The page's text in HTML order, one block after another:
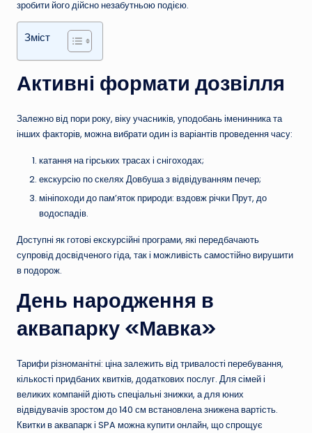
зробити його дійсно незабутньою подією.
Зміст
Активні формати дозвілля
Залежно від пори року, віку учасників, уподобань іменинника та
інших факторів, можна вибрати один із варіантів проведення часу:
катання на гірських трасах і снігоходах;
екскурсію по скелях Довбуша з відвідуванням печер;
мініпоходи до пам’яток природи: вздовж річки Прут, до
водоспадів.
Доступні як готові екскурсійні програми, які передбачають
супровід досвідченого гіда, так і можливість самостійно вирушити
в подорож.
День народження в
аквапарку «Мавка»
Тарифи різноманітні: ціна залежить від тривалості перебування,
кількості придбаних квитків, додаткових послуг. Для сімей і
великих компаній діють спеціальні знижки, а для юних
відвідувачів зростом до 140 см встановлена знижена вартість.
Квитки в аквапарк і SPA можна купити онлайн, що спрощує